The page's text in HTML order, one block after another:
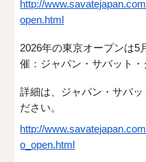
http://
open.html
2026年の東京オープンは5
催：ジャパン・サバット・
詳細は、ジャパン・サバ
ださい。
http://
o_open.html